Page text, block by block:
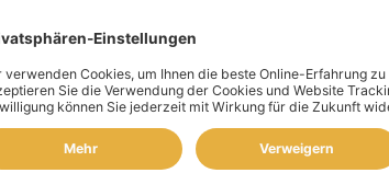
Ampertec Tinte ersetzt HP CC643EE 300 3-farbig
Farbe:
Kapazität: Inhalt in ml: 17